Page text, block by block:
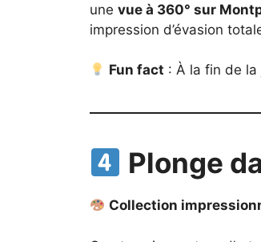
une vue à 360° sur
impression d’évasion
Fun fact : À la fin de la
Plonge
Collection